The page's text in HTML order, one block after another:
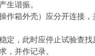
生谐振。
作箱外壳）应分开连接
定，此时应停止试验查找
，并作记录。